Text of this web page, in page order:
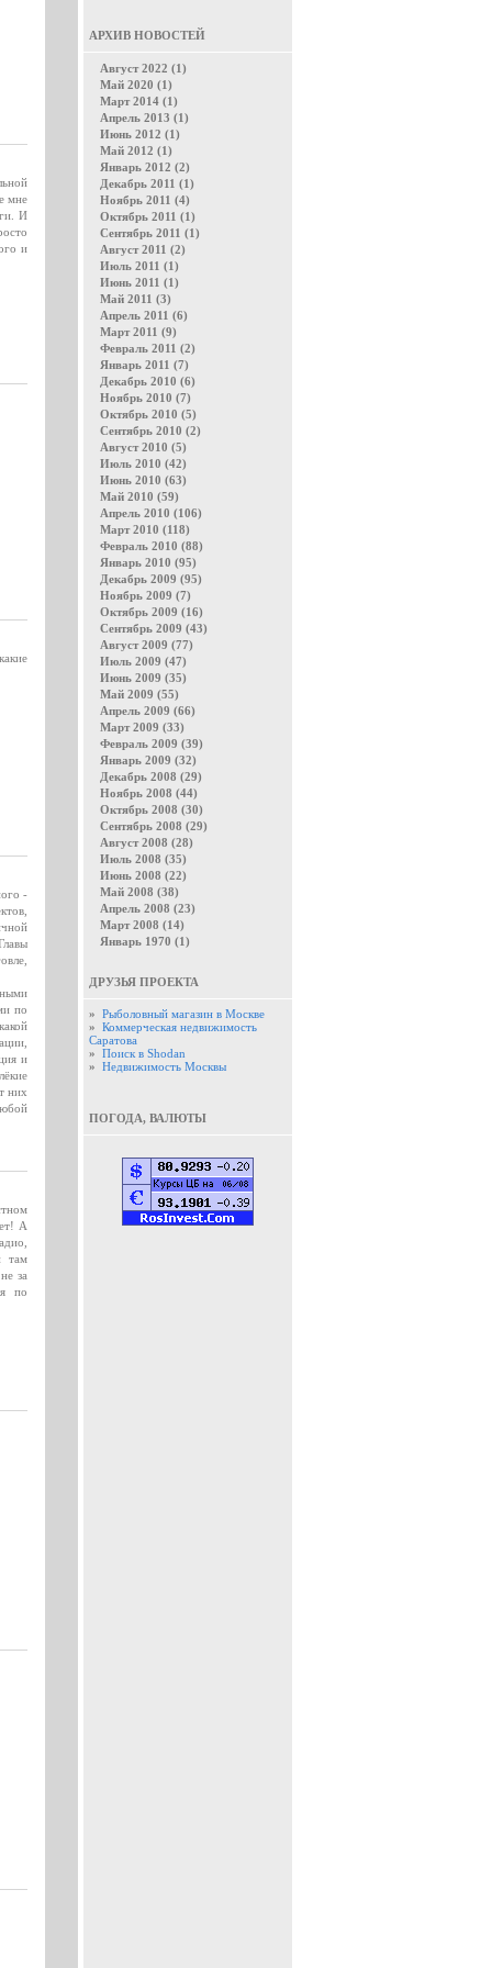
мне
И
и
-
по
и
них
А
там
за
по
АРХИВ НОВОСТЕЙ
Август 2022 (1)
Май 2020 (1)
Март 2014 (1)
Апрель 2013 (1)
Июнь 2012 (1)
Май 2012 (1)
Январь 2012 (2)
Декабрь 2011 (1)
Ноябрь 2011 (4)
Октябрь 2011 (1)
Сентябрь 2011 (1)
Август 2011 (2)
Июль 2011 (1)
Июнь 2011 (1)
Май 2011 (3)
Апрель 2011 (6)
Март 2011 (9)
Февраль 2011 (2)
Январь 2011 (7)
Декабрь 2010 (6)
Ноябрь 2010 (7)
Октябрь 2010 (5)
Сентябрь 2010 (2)
Август 2010 (5)
Июль 2010 (42)
Июнь 2010 (63)
Май 2010 (59)
Апрель 2010 (106)
Март 2010 (118)
Февраль 2010 (88)
Январь 2010 (95)
Декабрь 2009 (95)
Ноябрь 2009 (7)
Октябрь 2009 (16)
Сентябрь 2009 (43)
Август 2009 (77)
Июль 2009 (47)
Июнь 2009 (35)
Май 2009 (55)
Апрель 2009 (66)
Март 2009 (33)
Февраль 2009 (39)
Январь 2009 (32)
Декабрь 2008 (29)
Ноябрь 2008 (44)
Октябрь 2008 (30)
Сентябрь 2008 (29)
Август 2008 (28)
Июль 2008 (35)
Июнь 2008 (22)
Май 2008 (38)
Апрель 2008 (23)
Март 2008 (14)
Январь 1970 (1)
ДРУЗЬЯ ПРОЕКТА
» Рыболовный магазин в Москве
» Коммерческая недвижимость
Саратова
» Поиск в Shodan
» Недвижимость Москвы
ПОГОДА, ВАЛЮТЫ